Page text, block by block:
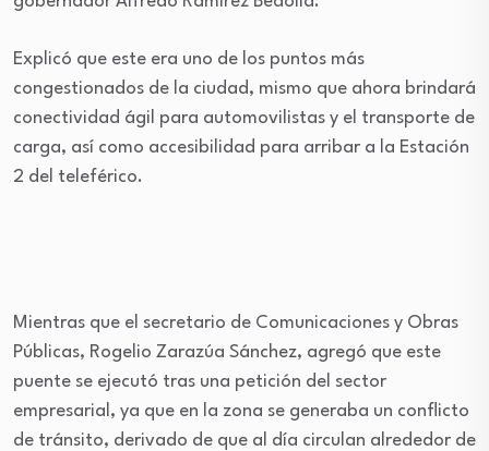
Explicó que este era uno de los puntos más
congestionados de la ciudad, mismo que ahora brindará
conectividad ágil para automovilistas y el transporte de
carga, así como accesibilidad para arribar a la Estación
2 del teleférico.
Mientras que el secretario de Comunicaciones y Obras
Públicas, Rogelio Zarazúa Sánchez, agregó que este
puente se ejecutó tras una petición del sector
empresarial, ya que en la zona se generaba un conflicto
de tránsito, derivado de que al día circulan alrededor de